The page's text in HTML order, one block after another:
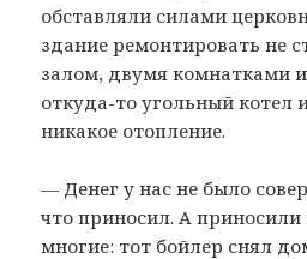
обставляли силами
здание ремонтировать не
залом, двумя комнатками
откуда-то угольный котел
никакое отопление.
— Денег у нас не было
что приносил. А приносили
многие: тот бойлер снял